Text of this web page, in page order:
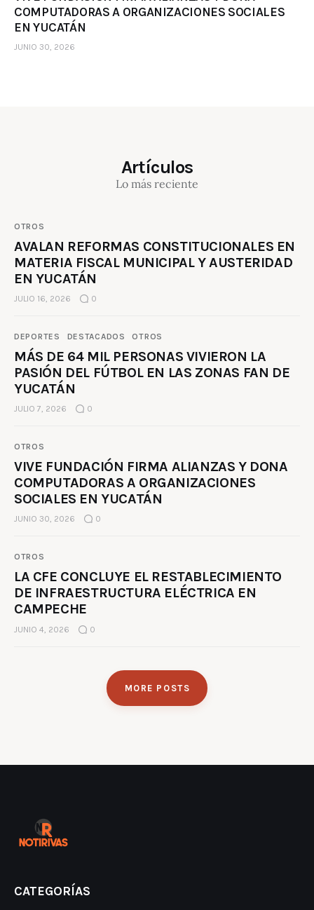
COMPUTADORAS A ORGANIZACIONES SOCIALES
EN YUCATÁN
JUNIO 30, 2026
Artículos
Lo más reciente
OTROS
AVALAN REFORMAS CONSTITUCIONALES EN
MATERIA FISCAL MUNICIPAL Y AUSTERIDAD
EN YUCATÁN
JULIO 16, 2026 0
DEPORTES DESTACADOS OTROS
MÁS DE 64 MIL PERSONAS VIVIERON LA
PASIÓN DEL FÚTBOL EN LAS ZONAS FAN DE
YUCATÁN
JULIO 7, 2026 0
OTROS
VIVE FUNDACIÓN FIRMA ALIANZAS Y DONA
COMPUTADORAS A ORGANIZACIONES
SOCIALES EN YUCATÁN
JUNIO 30, 2026 0
OTROS
LA CFE CONCLUYE EL RESTABLECIMIENTO
DE INFRAESTRUCTURA ELÉCTRICA EN
CAMPECHE
JUNIO 4, 2026 0
MORE POSTS
CATEGORÍAS